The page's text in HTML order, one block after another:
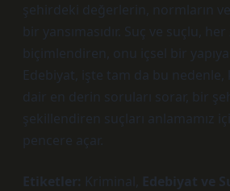
şehirdeki değerlerin, normların
bir yansımasıdır. Suç ve suçlu,
biçimlendiren, onu içsel bir
Edebiyat, işte tam da bu
dair en derin soruları sorar, bir
şekillendiren suçları anlamamız
pencere açar.
Etiketler: Kriminal Edebiyat ve